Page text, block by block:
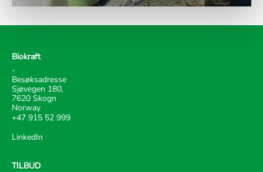
Biokraft
-
Besøksadresse
Sjøvegen 180,
7620 Skogn
Norway
+47 915 52 999
LinkedIn
TILBUD